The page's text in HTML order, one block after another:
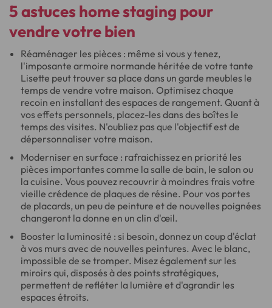
5 astuces home staging pour
vendre votre bien
Réaménager les pièces : même si vous y tenez,
l'imposante armoire normande héritée de votre tante
Lisette peut trouver sa place dans un garde meubles le
temps de vendre votre maison. Optimisez chaque
recoin en installant des espaces de rangement. Quant à
vos effets personnels, placez-les dans des boîtes le
temps des visites. N'oubliez pas que l'objectif est de
dépersonnaliser votre maison.
Moderniser en surface : rafraichissez en priorité les
pièces importantes comme la salle de bain, le salon ou
la cuisine. Vous pouvez recouvrir à moindres frais votre
vieille crédence de plaques de résine. Pour vos portes
de placards, un peu de peinture et de nouvelles poignées
changeront la donne en un clin d'œil.
Booster la luminosité : si besoin, donnez un coup d'éclat
à vos murs avec de nouvelles peintures. Avec le blanc,
impossible de se tromper. Misez également sur les
miroirs qui, disposés à des points stratégiques,
permettent de refléter la lumière et d'agrandir les
espaces étroits.